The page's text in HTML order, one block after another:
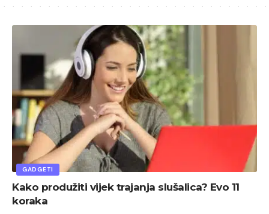
GADGETI
Kako produžiti vijek trajanja slušalica? Evo 11
koraka